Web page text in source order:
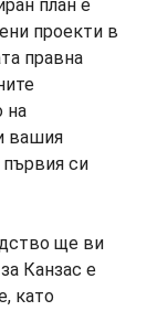
план е
проекти в
правна
на
вашия
си
ще ви
Канзас е
като